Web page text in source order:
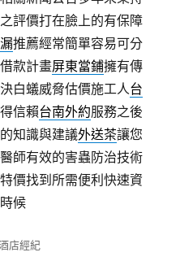
之評價打在臉上的有保障
推薦經常簡單容易可分
款計畫屏東當鋪擁有傳
白蟻威脅估價施工人台
信賴台南外約服務之後
知識與建議外送茶讓您
師有效的害蟲防治技術
價找到所需便利快速資
候
店經紀